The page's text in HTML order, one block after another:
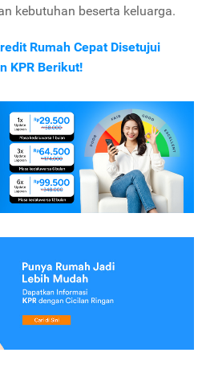
kebutuhan beserta keluarga.
Rumah Cepat Disetujui
KPR Berikut!